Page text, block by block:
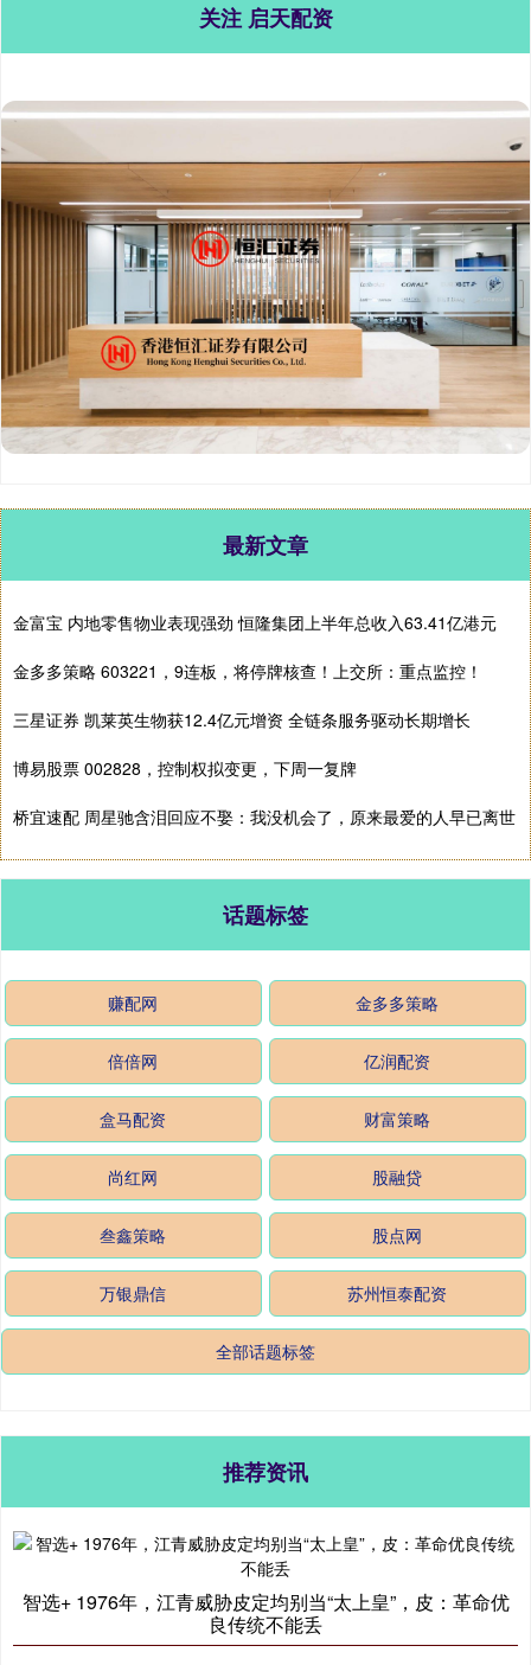
关注 启天配资
最新文章
金富宝 内地零售物业表现强劲 恒隆集团上半年总收入63.41亿港元
金多多策略 603221，9连板，将停牌核查！上交所：重点监控！
三星证券 凯莱英生物获12.4亿元增资 全链条服务驱动长期增长
博易股票 002828，控制权拟变更，下周一复牌
桥宜速配 周星驰含泪回应不娶：我没机会了，原来最爱的人早已离世
话题标签
赚配网 金多多策略
倍倍网 亿润配资
盒马配资 财富策略
尚红网 股融贷
叁鑫策略 股点网
万银鼎信 苏州恒泰配资
全部话题标签
推荐资讯
智选+ 1976年，江青威胁皮定均别当“太上皇”，皮：革命优
良传统不能丢